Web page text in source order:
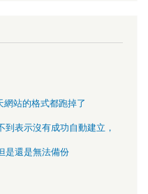
站的格式都跑掉了
表示沒有成功自動建立，
是還是無法備份